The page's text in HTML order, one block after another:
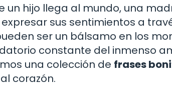
un hijo llega al mundo, una
sus sentimientos a
ser un bálsamo en los
constante del inmenso
una colección de frases
corazón.